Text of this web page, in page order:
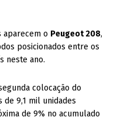
aparecem o Peugeot 208,
posicionados entre os
neste ano.
colocação do
de 9,1 mil unidades
de 9% no acumulado